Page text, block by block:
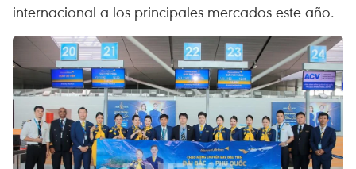
internacional a los principales mercados este año.